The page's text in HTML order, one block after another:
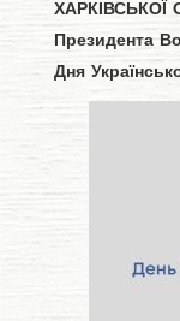
ХАРКІВСЬКОЇ
Президента
Дня